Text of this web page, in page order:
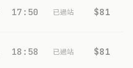
17:50 已過站 $81
18:58 已過站 $81